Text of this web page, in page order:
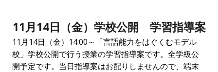
11月14日（金）学校公開 学習指導案
11月14日（金）14:00～「言語能力をはぐくむモデル
校」学校公開で行う授業の学習指導案です。全学級公
開予定です。当日指導案はお配りしませんので、端末